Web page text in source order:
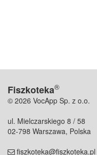
Fiszkoteka®
© 2026 VocApp Sp. z o.o.
ul. Mielczarskiego 8 / 58
02-798 Warszawa, Polska
fiszkoteka@fiszkoteka.pl